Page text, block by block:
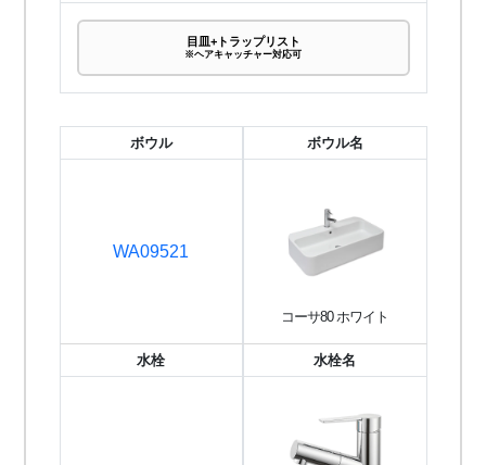
目皿+トラップリスト
※ヘアキャッチャー対応可
ボウル
WA09521
ボウル名
コーサ80 ホワイト
水栓 水栓名